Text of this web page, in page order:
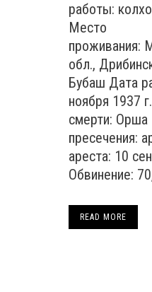
работы:
Место
проживания:
обл.,
Бубаш Дата
ноября 1937
смерти:
пресечения:
ареста: 10
Обвинение:
READ MORE